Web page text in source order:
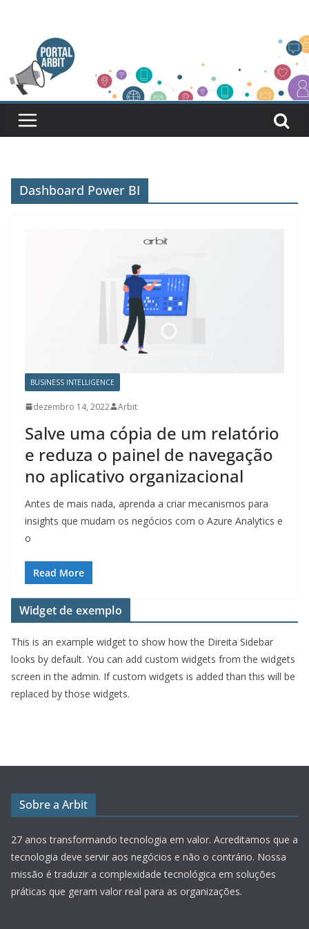
conteúdo
Dashboard Power BI
BUSINESS INTELLIGENCE
dezembro 14, 2022 Arbit
Salve uma cópia de um relatório
e reduza o painel de navegação
no aplicativo organizacional
Antes de mais nada, aprenda a criar mecanismos para
insights que mudam os negócios com o Azure Analytics e
o
Read More
Widget de exemplo
This is an example widget to show how the Direita Sidebar
looks by default. You can add custom widgets from the widgets
screen in the admin. If custom widgets is added than this will be
replaced by those widgets.
Sobre a Arbit
27 anos transformando tecnologia em valor. Acreditamos que a
tecnologia deve servir aos negócios e não o contrário. Nossa
missão é traduzir a complexidade tecnológica em soluções
práticas que geram valor real para as organizações.